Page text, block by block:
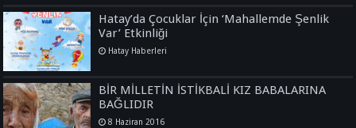
Hatay’da Çocuklar İçin ‘Mahallemde Şenlik
Var’ Etkinliği
Hatay Haberleri
BİR MİLLETİN İSTİKBALİ KIZ BABALARINA
BAĞLIDIR
8 Haziran 2016